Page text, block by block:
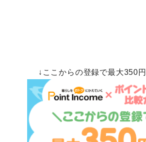
↓ここからの登録で最大350